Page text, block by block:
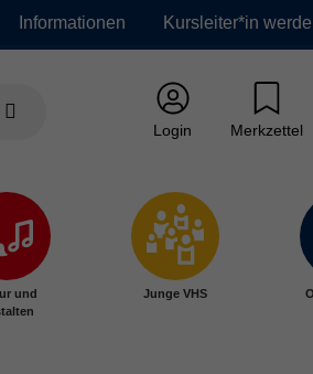
Informationen Kursleiter*in
Login Merkzettel
und
Junge VHS